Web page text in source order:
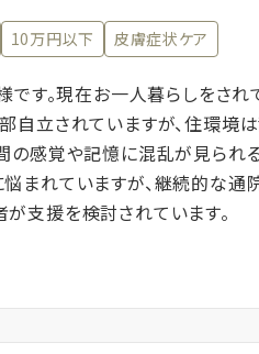
10万円以下 皮膚症状ケア
す。現在お一人暮らしをさ
自立されていますが、住環境
の感覚や記憶に混乱が見られ
まれていますが、継続的な
支援を検討されています。